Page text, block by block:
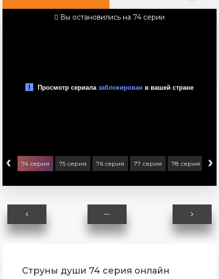
Вы остановились на 74 серии
‹ 74 серия 75 серия 76 серия 77 серия 78 серия 79
›
Струны души 74 серия онлайн